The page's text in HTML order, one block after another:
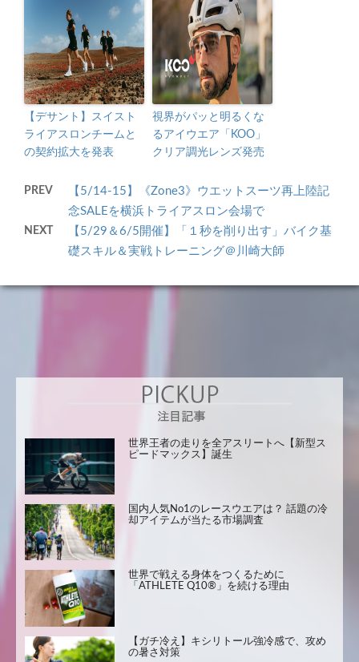
【デサント】スイスト
ライアスロンチームと
の契約拡大を発表
視界がパッと明るくな
るアイウエア「KOO」
クリア調光レンズ発売
PREV
【5/14-15】《Zone3》ウエットスーツ再上陸記
念SALEを横浜トライアスロン会場で
NEXT
【5/29＆6/5開催】「１秒を削り出す」バイク基
礎スキル＆実戦トレーニング＠川崎大師
世界王者の走りを全アスリートへ【新型ス
ピードマックス】誕生
国内人気No1のレースウエアは？ 話題の冷
却アイテムが当たる市場調査
世界で戦える身体をつくるために
「ATHLETE Q10®」を続ける理由
【ガチ冷え】キシリトール強冷感で、攻め
の暑さ対策